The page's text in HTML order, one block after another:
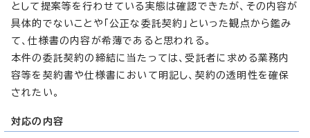
として提案等を行わせている実態は確認できたが、その内容が
具体的でないことや「公正な委託契約」といった観点から鑑み
て、仕様書の内容が希薄であると思われる。
本件の委託契約の締結に当たっては、受託者に求める業務内
容等を契約書や仕様書において明記し、契約の透明性を確保
されたい。
対応の内容